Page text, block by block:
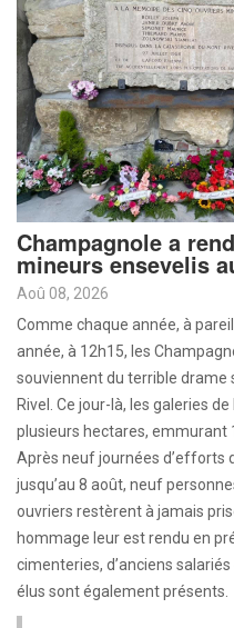
Champagnole a
mineurs ensevelis
Aoû 08, 2026
Comme chaque année, à
année, à 12h15, les
souviennent du terrible drame
Rivel. Ce jour-là, les galeries
plusieurs hectares, emmurant
Après neuf journées d’efforts
jusqu’au 8 août, neuf
ouvriers restèrent à jamais
hommage leur est rendu en
cimenteries, d’anciens
élus sont également présents.